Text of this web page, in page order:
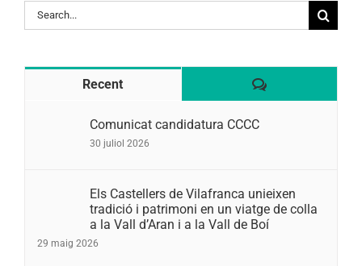
Search
for:
Recent Comentaris
Comunicat candidatura CCCC
30 juliol 2026
Els Castellers de Vilafranca unieixen
tradició i patrimoni en un viatge de colla
a la Vall d’Aran i a la Vall de Boí
29 maig 2026